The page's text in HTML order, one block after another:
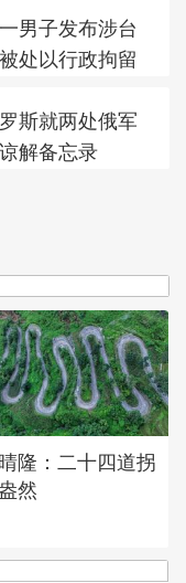
男子发布涉台
处以行政拘留
斯就两处俄军
解备忘录
隆：二十四道拐
然